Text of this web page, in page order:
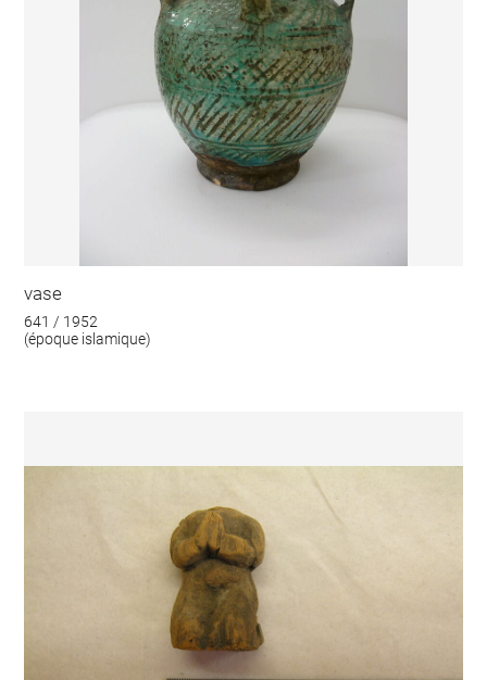
vase
641 / 1952
(époque islamique)